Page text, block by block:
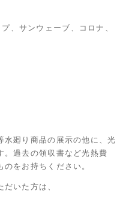
、サンウェーブ、コロナ、
水廻り商品の展示の他に、光
。過去の領収書など光熱費
のをお持ちください。
いた方は、